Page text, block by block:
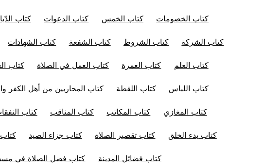
كتاب الخصومات كتاب الخمس كتاب الدعوات كتاب
كتاب الشركة كتاب الشروط كتاب الشفعة كتاب الشهادات
كتاب العلم كتاب العمرة كتاب العمل في الصلاة كتاب
كتاب اللباس كتاب اللقطة كتاب المحاربين من أهل الكفر
كتاب المغازي كتاب المكاتب كتاب المناقب كتاب
كتاب بدء الخلق كتاب تقصير الصلاة كتاب جزاء الصيد
كتاب فضائل المدينة كتاب فضل الصلاة في